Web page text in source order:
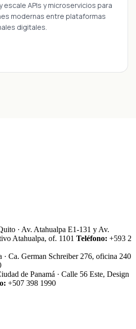
escale APIs y microservicios para
modernas entre plataformas
digitales.
· Av. Atahualpa E1‑131 y Av.
Atahualpa, of. 1101 Teléfono: +593 2
· Ca. German Schreiber 276, oficina 240
de Panamá · Calle 56 Este, Design
+507 398 1990